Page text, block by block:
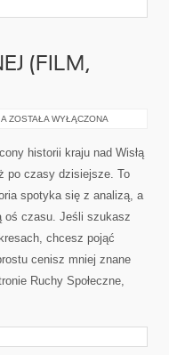
(FILM,
POLSKA
POPULARNEJ
(FILM,
GRY)
ZOSTAŁA WYŁĄCZONA
historii kraju nad Wisłą
po czasy dzisiejsze. To
spotyka się z analizą, a
oś czasu. Jeśli szukasz
chcesz pojąć
cenisz mniej znane
Ruchy Społeczne,